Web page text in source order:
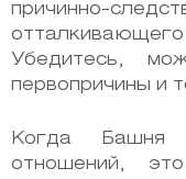
причинно-
отталкивающего
Убедитесь,
первопричины и
Когда Башня
отношений,